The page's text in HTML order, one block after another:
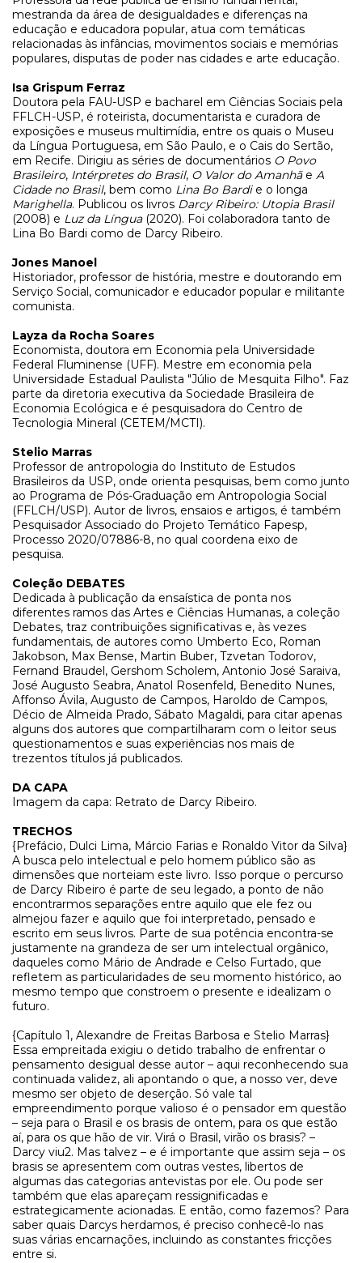
mestranda da área de desigualdades e diferenças na
educação e educadora popular, atua com temáticas
relacionadas às infâncias, movimentos sociais e memórias
populares, disputas de poder nas cidades e arte educação.
Isa Grispum Ferraz
Doutora pela FAU-USP e bacharel em Ciências Sociais pela
FFLCH-USP, é roteirista, documentarista e curadora de
exposições e museus multimídia, entre os quais o Museu
da Língua Portuguesa, em São Paulo, e o Cais do Sertão,
em Recife. Dirigiu as séries de documentários O Povo
Brasileiro, Intérpretes do Brasil, O Valor do Amanhãe A
Cidade no Brasil, bem como Lina Bo Bardi e o longa
Marighella. Publicou os livros Darcy Ribeiro: Utopia Brasil
(2008) e Luz da Língua(2020). Foi colaboradora tanto de
Lina Bo Bardi como de Darcy Ribeiro.
Jones Manoel
Historiador, professor de história, mestre e doutorando em
Serviço Social, comunicador e educador popular e militante
comunista.
Layza da Rocha Soares
Economista, doutora em Economia pela Universidade
Federal Fluminense (UFF). Mestre em economia pela
Universidade Estadual Paulista "Júlio de Mesquita Filho". Faz
parte da diretoria executiva da Sociedade Brasileira de
Economia Ecológica e é pesquisadora do Centro de
Tecnologia Mineral (CETEM/MCTI).
Stelio Marras
Professor de antropologia do Instituto de Estudos
Brasileiros da USP, onde orienta pesquisas, bem como junto
ao Programa de Pós-Graduação em Antropologia Social
(FFLCH/USP). Autor de livros, ensaios e artigos, é também
Pesquisador Associado do Projeto Temático Fapesp,
Processo 2020/07886-8, no qual coordena eixo de
pesquisa.
Coleção DEBATES
Dedicada à publicação da ensaística de ponta nos
diferentes ramos das Artes e Ciências Humanas, a coleção
Debates, traz contribuições significativas e, às vezes
fundamentais, de autores como Umberto Eco, Roman
Jakobson, Max Bense, Martin Buber, Tzvetan Todorov,
Fernand Braudel, Gershom Scholem, Antonio José Saraiva,
José Augusto Seabra, Anatol Rosenfeld, Benedito Nunes,
Affonso Ávila, Augusto de Campos, Haroldo de Campos,
Décio de Almeida Prado, Sábato Magaldi, para citar apenas
alguns dos autores que compartilharam com o leitor seus
questionamentos e suas experiências nos mais de
trezentos títulos já publicados.
DA CAPA
Imagem da capa: Retrato de Darcy Ribeiro.
TRECHOS
{Prefácio, Dulci Lima, Márcio Farias e Ronaldo Vitor da Silva}
A busca pelo intelectual e pelo homem público são as
dimensões que norteiam este livro. Isso porque o percurso
de Darcy Ribeiro é parte de seu legado, a ponto de não
encontrarmos separações entre aquilo que ele fez ou
almejou fazer e aquilo que foi interpretado, pensado e
escrito em seus livros. Parte de sua potência encontra-se
justamente na grandeza de ser um intelectual orgânico,
daqueles como Mário de Andrade e Celso Furtado, que
refletem as particularidades de seu momento histórico, ao
mesmo tempo que constroem o presente e idealizam o
futuro.
{Capítulo 1, Alexandre de Freitas Barbosa e Stelio Marras}
Essa empreitada exigiu o detido trabalho de enfrentar o
pensamento desigual desse autor – aqui reconhecendo sua
continuada validez, ali apontando o que, a nosso ver, deve
mesmo ser objeto de deserção. Só vale tal
empreendimento porque valioso é o pensador em questão
– seja para o Brasil e os brasis de ontem, para os que estão
aí, para os que hão de vir. Virá o Brasil, virão os brasis? –
Darcy viu2. Mas talvez – e é importante que assim seja – os
brasis se apresentem com outras vestes, libertos de
algumas das categorias antevistas por ele. Ou pode ser
também que elas apareçam ressignificadas e
estrategicamente acionadas. E então, como fazemos? Para
saber quais Darcys herdamos, é preciso conhecê-lo nas
suas várias encarnações, incluindo as constantes fricções
entre si.